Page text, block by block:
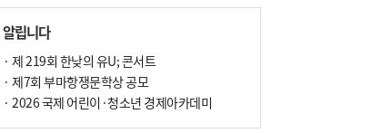
부정선거
선관위와 尹의 ‘0점 답안’
기고[전체보기]
환자의 희망, 헌혈의 힘
대학과 지역 ‘연결’이 지역혁신이다
알립니다
· 제 219회 한낮의 유U; 콘서트
· 제7회 부마항쟁문학상 공모
· 2026 국제 어린이·청소년 경제아카데미